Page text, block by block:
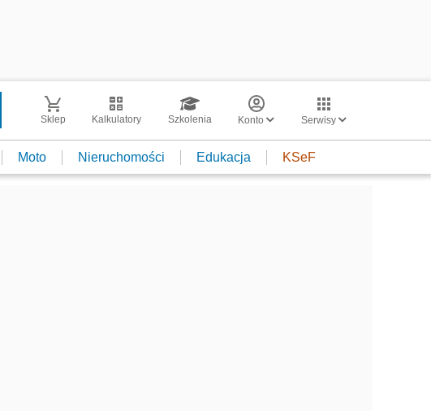
Sklep Kalkulatory Szkolenia Konto Serwisy
Moto Nieruchomości Edukacja KSeF